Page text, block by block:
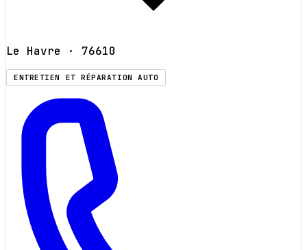
Le Havre · 76610
ENTRETIEN ET RÉPARATION AUTO